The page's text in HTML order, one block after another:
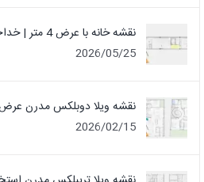
نقشه خانه با عرض 4 متر | خداحافظ خانه‌ اتوبوسی!
2026/05/25
نقشه ویلا دوبلکس مدرن عرض 10 متر | عکس نما +
2026/02/15